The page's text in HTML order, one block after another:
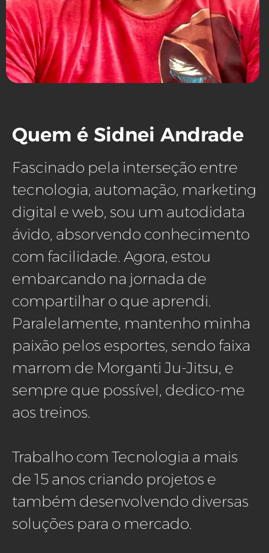
Quem é Sidnei Andrade
Fascinado pela interseção entre
tecnologia, automação, marketing
digital e web, sou um autodidata
ávido, absorvendo conhecimento
com facilidade. Agora, estou
embarcando na jornada de
compartilhar o que aprendi.
Paralelamente, mantenho minha
paixão pelos esportes, sendo faixa
marrom de Morganti Ju-Jitsu, e
sempre que possível, dedico-me
aos treinos.
Trabalho com Tecnologia a mais
de 15 anos criando projetos e
também desenvolvendo diversas
soluções para o mercado.